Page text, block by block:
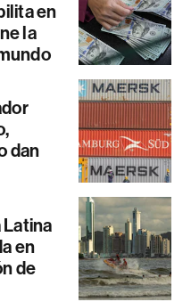
en
la
dan
Latina
en
de